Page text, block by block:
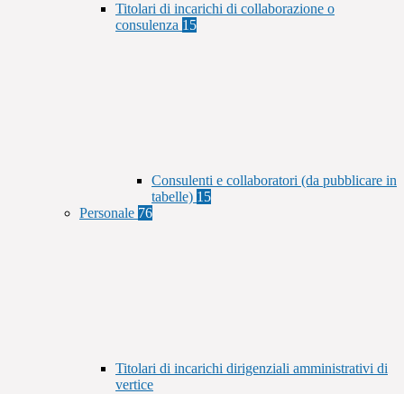
Titolari di incarichi di collaborazione o
consulenza 15
Consulenti e collaboratori (da pubblicare in
tabelle) 15
Personale 76
Titolari di incarichi dirigenziali amministrativi di
vertice